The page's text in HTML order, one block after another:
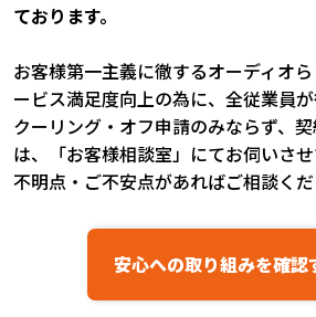
ております。
お客様第一主義に徹するオーディオ
ービス満足度向上の為に、全従業員が
クーリング・オフ申請のみならず、
は、「お客様相談室」にてお伺いさ
不明点・ご不安点があればご相談くだ
安心への取り組みを確認